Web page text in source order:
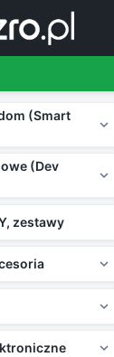
(Smart

(Dev

zestawy


